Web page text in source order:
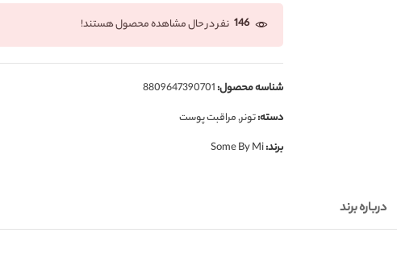
146 نفر در حال مشاهده محصول هستند!
شناسه محصول:8809647390701
دسته:تونر,مراقبت پوست
برند:Some By Mi
درباره برند